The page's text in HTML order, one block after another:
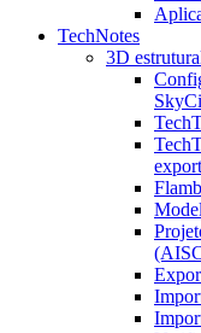
TechNotes
3D